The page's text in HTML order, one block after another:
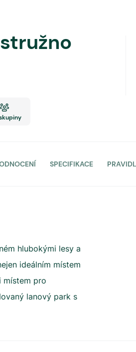
SPECIFIKACE
hlubokými lesy a
ideálním místem
místem pro
lanový park s